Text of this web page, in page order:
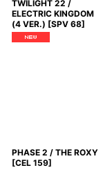
TWILIGHT 22 /
ELECTRIC KINGDOM
(4 VER.) [SPV 68]
PHASE 2 / THE ROXY
[CEL 159]